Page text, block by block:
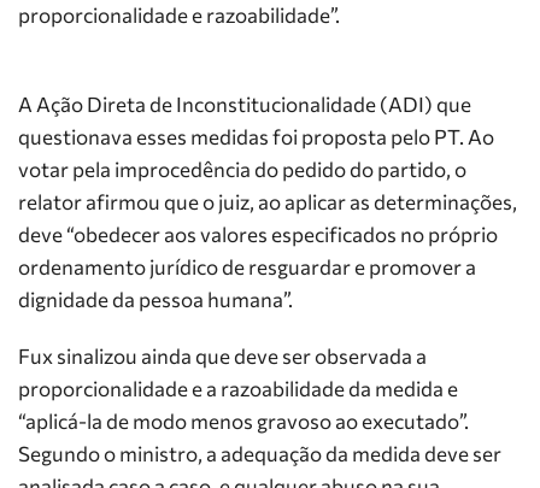
proporcionalidade e razoabilidade”.
A Ação Direta de Inconstitucionalidade (ADI) que
questionava esses medidas foi proposta pelo PT. Ao
votar pela improcedência do pedido do partido, o
relator afirmou que o juiz, ao aplicar as determinações,
deve “obedecer aos valores especificados no próprio
ordenamento jurídico de resguardar e promover a
dignidade da pessoa humana”.
Fux sinalizou ainda que deve ser observada a
proporcionalidade e a razoabilidade da medida e
“aplicá-la de modo menos gravoso ao executado”.
Segundo o ministro, a adequação da medida deve ser